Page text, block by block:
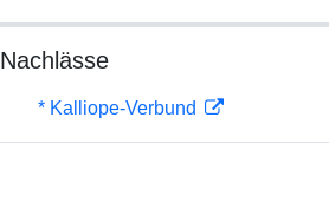
Nachlässe
* Kalliope-Verbund